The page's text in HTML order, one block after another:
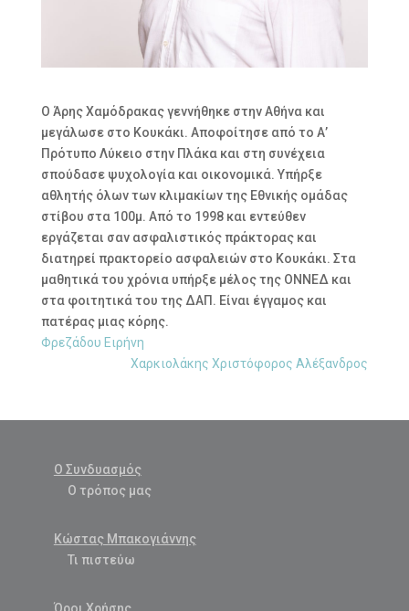
Ο Άρης Χαμόδρακας γεννήθηκε στην Αθήνα και
μεγάλωσε στο Κουκάκι. Αποφοίτησε από το Α’
Πρότυπο Λύκειο στην Πλάκα και στη συνέχεια
σπούδασε ψυχολογία και οικονομικά. Υπήρξε
αθλητής όλων των κλιμακίων της Εθνικής ομάδας
στίβου στα 100μ. Από το 1998 και εντεύθεν
εργάζεται σαν ασφαλιστικός πράκτορας και
διατηρεί πρακτορείο ασφαλειών στο Κουκάκι. Στα
μαθητικά του χρόνια υπήρξε μέλος της ΟΝΝΕΔ και
στα φοιτητικά του της ΔΑΠ. Είναι έγγαμος και
πατέρας μιας κόρης.
Φρεζάδου Ειρήνη
Χαρκιολάκης Χριστόφορος Αλέξανδρος
Ο Συνδυασμός
Ο τρόπος μας
Κώστας Μπακογιάννης
Τι πιστεύω